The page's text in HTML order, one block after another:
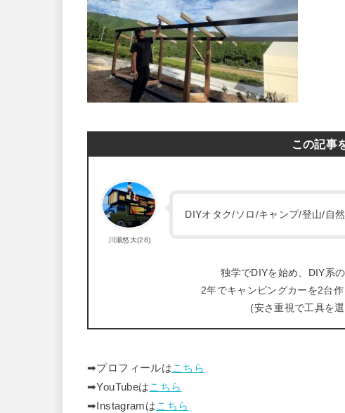
この記事
川瀬悠大(28)
DIYオタク/ソロ/キャンプ/登山/自
独学でDIYを始め、DIY系の
2年でキャンピングカーを2台
(安さ重視で工具を
➡︎プロフィールはこちら
➡︎YouTubeはこちら
➡︎Instagramはこちら